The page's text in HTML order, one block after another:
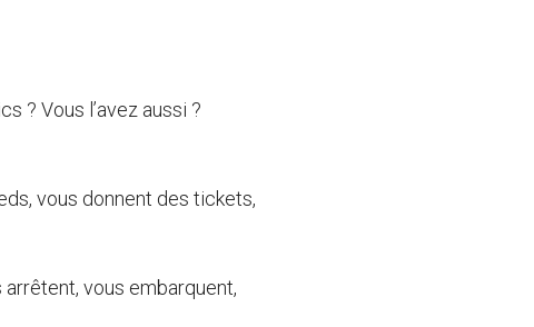
? Vous l’avez aussi ?
vous donnent des tickets,
vous embarquent,